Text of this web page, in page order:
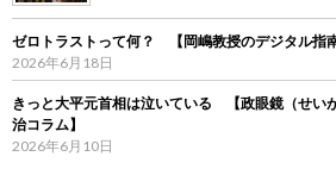
ゼロトラストって何？ 【岡嶋教授のデジタル指南
2026年6月18日
きっと大平元首相は泣いている 【政眼鏡（せい
治コラム】
2026年6月10日